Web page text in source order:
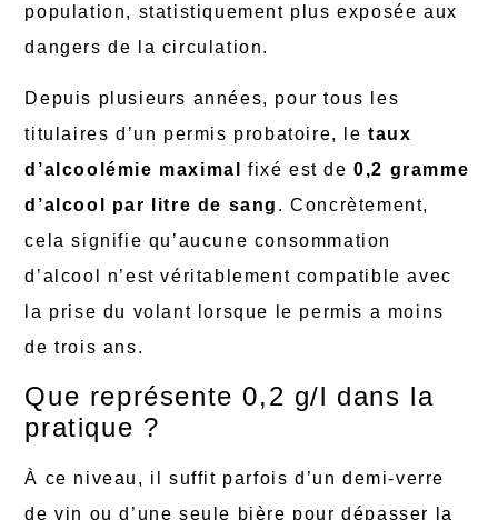
population, statistiquement plus exposée aux
dangers de la circulation.
Depuis plusieurs années, pour tous les
titulaires d’un permis probatoire, letaux
d’alcoolémie maximal
fixé est de0,2 gramme
d’alcool par litre de sang . Concrètement,
cela signifie qu’aucune consommation
d’alcool n’est véritablement compatible avec
la prise du volant lorsque le permis a moins
de trois ans.
Que représente 0,2 g/l dans la
pratique ?
À ce niveau, il suffit parfois d’un demi-verre
de vin ou d’une seule bière pour dépasser la